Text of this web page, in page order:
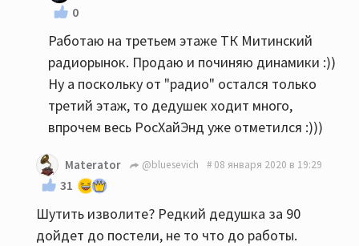
0
Работаю на третьем этаже ТК Митинский
радиорынок. Продаю и починяю динамики :))
Ну а поскольку от "радио" остался только
третий этаж, то дедушек ходит много,
впрочем весь РосХайЭнд уже отметился :)))
Materator @bluesevich 08 января 2020 в 19:29
31
Шутить изволите? Редкий дедушка за 90
дойдет до постели, не то что до работы.